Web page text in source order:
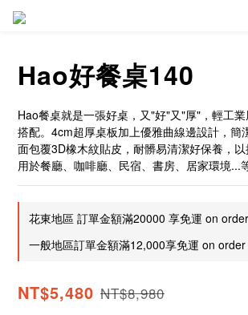
Hao好餐桌140
Hao餐桌就是一張好桌，又"好"又"厚"，輕工
搭配。4cm超厚桌板加上優雅曲線邊設計，簡
面包覆3D橡木紋貼皮，耐髒易清潔好保養，
用於餐廳、咖啡廳、民宿、書房、居家環境...等
花東地區 訂單金額滿20000 享免運 on order
一般地區訂單金額滿12,000享免運 on order
NT$5,480 NT$8,980